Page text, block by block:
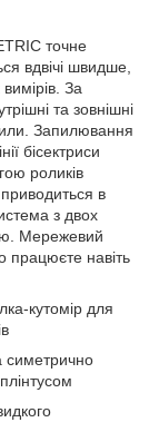
точне
вдвічі швидше,
За
та зовнішні
Запилювання
бісектриси
роликів
в
з двох
Мережевий
працюєте навіть
кутомір для
симетрично